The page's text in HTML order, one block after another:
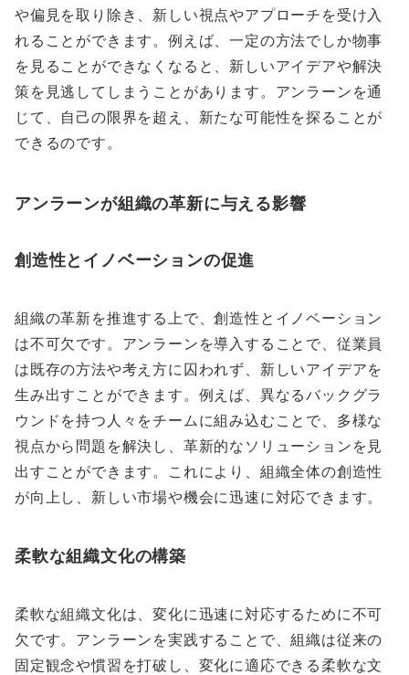
や偏見を取り除き、新しい視点やアプローチを受け入
れることができます。例えば、一定の方法でしか物事
を見ることができなくなると、新しいアイデアや解決
策を見逃してしまうことがあります。アンラーンを通
じて、自己の限界を超え、新たな可能性を探ることが
できるのです。
アンラーンが組織の革新に与える影響
創造性とイノベーションの促進
組織の革新を推進する上で、創造性とイノベーション
は不可欠です。アンラーンを導入することで、従業員
は既存の方法や考え方に囚われず、新しいアイデアを
生み出すことができます。例えば、異なるバックグラ
ウンドを持つ人々をチームに組み込むことで、多様な
視点から問題を解決し、革新的なソリューションを見
出すことができます。これにより、組織全体の創造性
が向上し、新しい市場や機会に迅速に対応できます。
柔軟な組織文化の構築
柔軟な組織文化は、変化に迅速に対応するために不可
欠です。アンラーンを実践することで、組織は従来の
固定観念や慣習を打破し、変化に適応できる柔軟な文